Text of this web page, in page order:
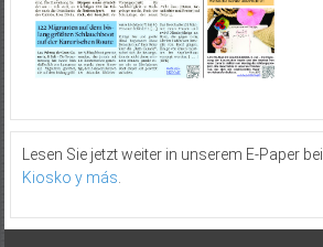
Lesen Sie jetzt weiter in unserem E-Paper bei
Kiosko y más